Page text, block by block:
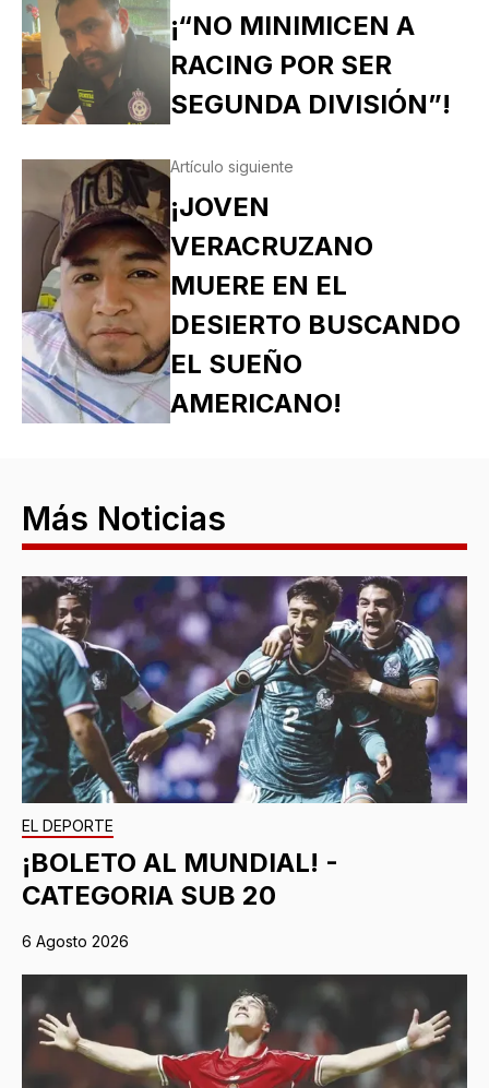
¡“NO MINIMICEN A
RACING POR SER
SEGUNDA DIVISIÓN”!
Artículo siguiente
¡JOVEN
VERACRUZANO
MUERE EN EL
DESIERTO BUSCANDO
EL SUEÑO
AMERICANO!
Más Noticias
EL DEPORTE
¡BOLETO AL MUNDIAL! -
CATEGORIA SUB 20
6 Agosto 2026